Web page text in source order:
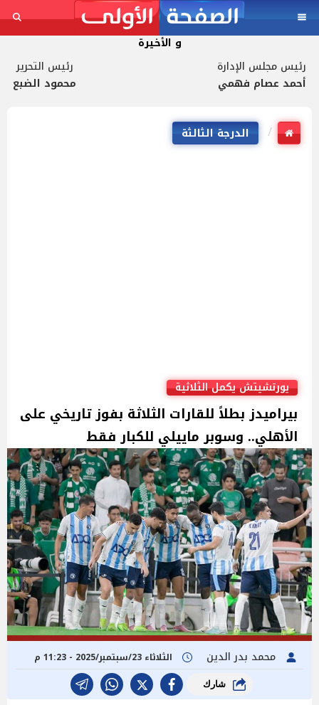
و الأخيرة
رئيس مجلس الإدارة
أحمد عصام فهمي
رئيس التحرير
محمود الضبع
الدرجة الثالثة
يورتشيتش يكمل الثلاثية
بيراميدز بطلاً للقارات الثلاثة بفوز تاريخي على
الأهلي.. وسوبر ماييلي للكبار فقط
محمد بدر الدين الثلاثاء 23/سبتمبر/2025 - 11:23 م
شارك